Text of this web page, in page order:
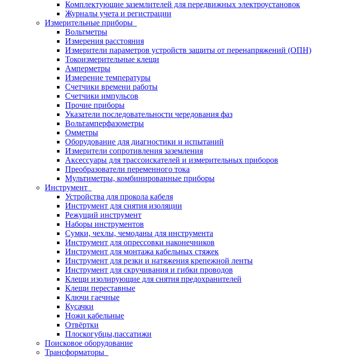
Комплектующие заземлителей для передвижных электроустановок
Журналы учета и регистрации
Измерительные приборы
Вольтметры
Измерения расстояния
Измерители параметров устройств защиты от перенапряжений (ОПН)
Токоизмерительные клещи
Амперметры
Измерение температуры
Счетчики времени работы
Счетчики импульсов
Прочие приборы
Указатели последовательности чередования фаз
Вольтамперфазометры
Омметры
Оборудование для диагностики и испытаний
Измерители сопротивления заземления
Аксессуары для трассоискателей и измерительных приборов
Преобразователи переменного тока
Мультиметры, комбинированные приборы
Инструмент
Устройства для прокола кабеля
Инструмент для снятия изоляции
Режущий инструмент
Наборы инструментов
Сумки, чехлы, чемоданы для инструмента
Инструмент для опрессовки наконечников
Инструмент для монтажа кабельных стяжек
Инструмент для резки и натяжения крепежной ленты
Инструмент для скручивания и гибки проводов
Клещи изолирующие для снятия предохранителей
Клещи переставные
Ключи гаечные
Кусачки
Ножи кабельные
Отвёртки
Плоскогубцы,пассатижи
Поисковое оборудование
Трансформаторы